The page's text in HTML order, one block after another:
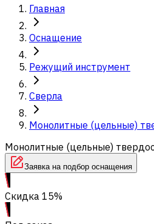
Главная
Оснащение
Режущий инструмент
Сверла
Монолитные (цельные)
Монолитные (цельные)
Заявка на подбор оснащения
Скидка 15%